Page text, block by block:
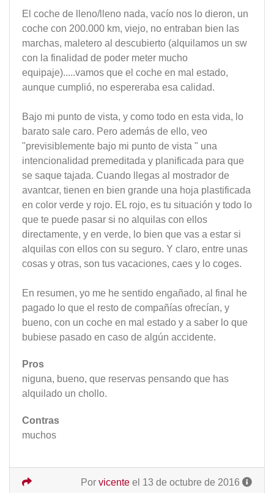
El coche de lleno/lleno nada, vacío nos lo dieron, un
coche con 200.000 km, viejo, no entraban bien las
marchas, maletero al descubierto (alquilamos un sw
con la finalidad de poder meter mucho
equipaje).....vamos que el coche en mal estado,
aunque cumplió, no espereraba esa calidad.
Bajo mi punto de vista, y como todo en esta vida, lo
barato sale caro. Pero además de ello, veo
"previsiblemente bajo mi punto de vista " una
intencionalidad premeditada y planificada para que
se saque tajada. Cuando llegas al mostrador de
avantcar, tienen en bien grande una hoja plastificada
en color verde y rojo. EL rojo, es tu situación y todo lo
que te puede pasar si no alquilas con ellos
directamente, y en verde, lo bien que vas a estar si
alquilas con ellos con su seguro. Y claro, entre unas
cosas y otras, son tus vacaciones, caes y lo coges.
En resumen, yo me he sentido engañado, al final he
pagado lo que el resto de compañías ofrecían, y
bueno, con un coche en mal estado y a saber lo que
bubiese pasado en caso de algún accidente.
Pros
niguna, bueno, que reservas pensando que has
alquilado un chollo.
Contras
muchos
Por vicente el 13 de octubre de 2016